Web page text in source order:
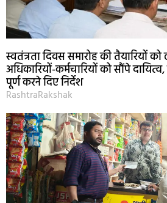
स्वतंत्रता दिवस समारोह की तैयारियों
अधिकारियों-कर्मचारियों को सौंपे
पूर्ण करने दिए निर्देश
RashtraRakshak